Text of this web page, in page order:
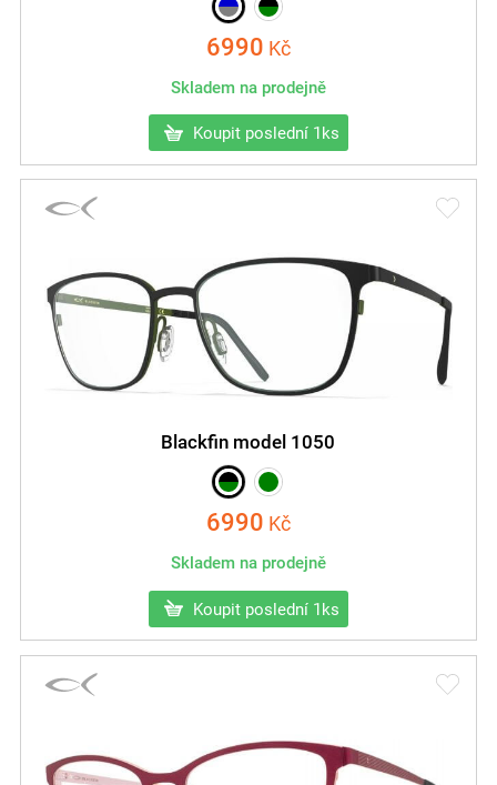
6990 Kč
Skladem na prodejně
Koupit poslední 1ks
Blackfin model 1050
6990 Kč
Skladem na prodejně
Koupit poslední 1ks